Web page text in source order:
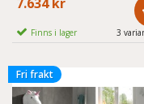
Finns i lager 3
Fri frakt